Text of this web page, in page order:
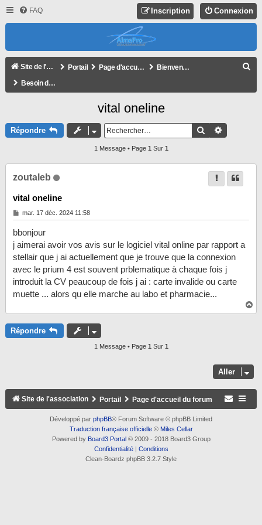
FAQ Connexion
Inscription
Site de l'association Portail Page d'accueil du forum
Bienvenue !
Besoin d'aide ?
vital oneline
Répondre Rechercher
1 Message • Page 1 Sur 1
zoutaleb
vital oneline
M
e
s
a
g
e
mar. 17 déc. 2024 11:58
bbonjour
j aimerai avoir vos avis sur le logiciel vital online par rapport a
stellair que j ai actuellement que je trouve que la connexion
avec le prium 4 est souvent prblematique à chaque fois j
introduit la CV peaucoup de fois j ai : carte invalide ou carte
muette ... alors qu elle marche au labo et pharmacie...
a
Répondre
1 Message • Page 1Sur 1
Aller
Site de l'association Portail Page d'accueil du forum
Développé par phpBB® Forum Software © phpBB Limited
Traduction française officielle© Miles Cellar
Powered by Board3 Portal © 2009 - 2018 Board3 Group
Confidentialité| Conditions
Clean-Boardz phpBB 3.2.7 Style